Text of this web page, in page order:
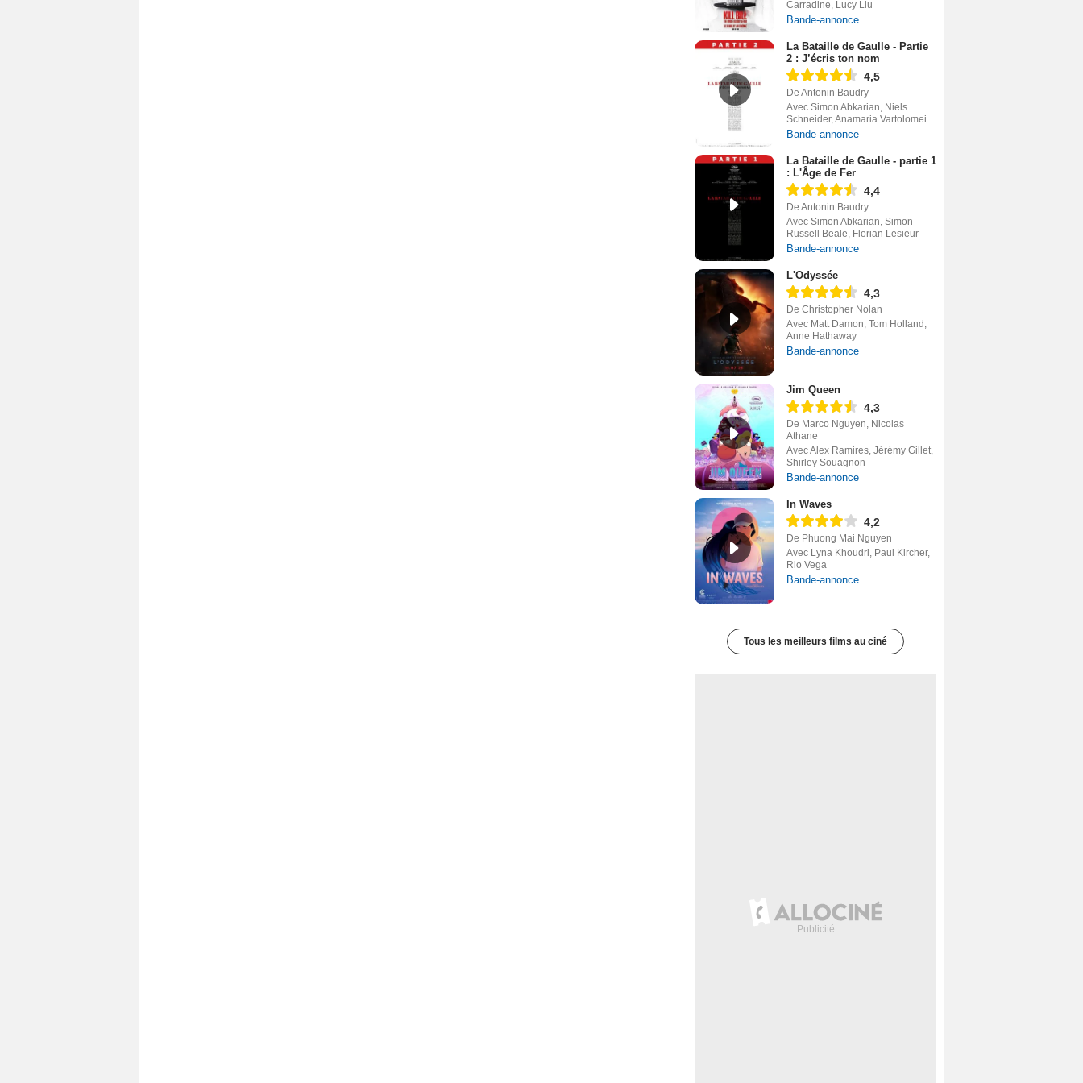
Carradine, Lucy Liu
Bande-annonce
La Bataille de Gaulle - Partie
2 : J’écris ton nom
4,5
De Antonin Baudry
Avec Simon Abkarian, Niels
Schneider, Anamaria Vartolomei
Bande-annonce
La Bataille de Gaulle - partie 1
: L'Âge de Fer
4,4
De Antonin Baudry
Avec Simon Abkarian, Simon
Russell Beale, Florian Lesieur
Bande-annonce
L'Odyssée
4,3
De Christopher Nolan
Avec Matt Damon, Tom Holland,
Anne Hathaway
Bande-annonce
Jim Queen
4,3
De Marco Nguyen, Nicolas
Athane
Avec Alex Ramires, Jérémy Gillet,
Shirley Souagnon
Bande-annonce
In Waves
4,2
De Phuong Mai Nguyen
Avec Lyna Khoudri, Paul Kircher,
Rio Vega
Bande-annonce
Tous les meilleurs films au ciné